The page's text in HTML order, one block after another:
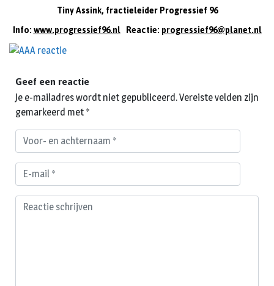
Tiny Assink, fractieleider Progressief 96
Info:www.progressief96.nlReactie:progressief96@planet.nl
Geef een reactie
Je e-mailadres wordt niet gepubliceerd.Vereiste velden zijn
gemarkeerd met *